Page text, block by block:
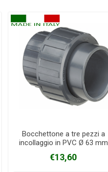
Bocchettone a tre pezzi a
incollaggio in PVC Ø 63 mm
€13,60